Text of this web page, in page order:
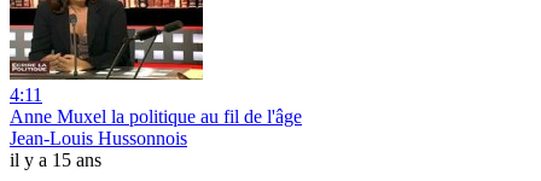
4:11
Anne Muxel la politique au fil de l'âge
Jean-Louis Hussonnois
il y a 15 ans